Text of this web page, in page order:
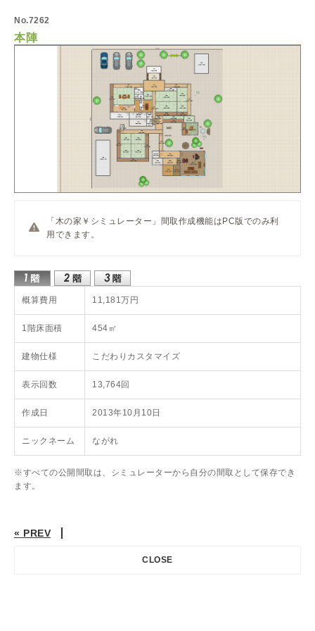
No.7262
本陣
「木の家￥シミュレーター」間取作成機能はPC版でのみ利
用できます。
概算費用 11,181万円
1階床面積 454㎡
建物仕様 こだわりカスタマイズ
表示回数 13,764回
作成日 2013年10月10日
ニックネーム ながれ
※すべての公開間取は、シミュレーターから自分の間取として保存でき
ます。
« PREV
CLOSE